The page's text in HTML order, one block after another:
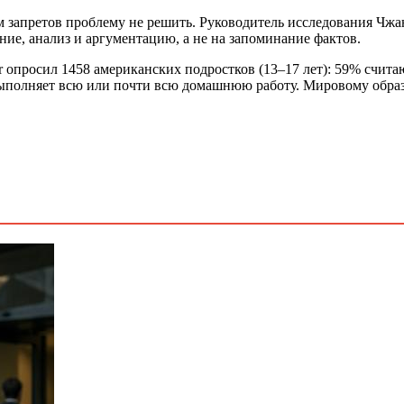
проблему не решить. Руководитель исследования
анализ и аргументацию, а не на запоминание фактов.
1458 американских подростков (13–17 лет): 59%
всю или почти всю домашнюю работу. Мировому